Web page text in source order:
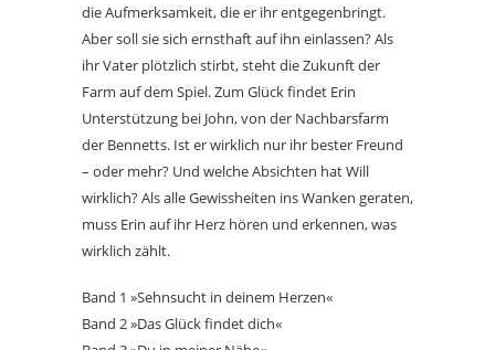
die Aufmerksamkeit, die er ihr entgegenbringt.
Aber soll sie sich ernsthaft auf ihn einlassen? Als
ihr Vater plötzlich stirbt, steht die Zukunft der
Farm auf dem Spiel. Zum Glück findet Erin
Unterstützung bei John, von der Nachbarsfarm
der Bennetts. Ist er wirklich nur ihr bester Freund
– oder mehr? Und welche Absichten hat Will
wirklich? Als alle Gewissheiten ins Wanken geraten,
muss Erin auf ihr Herz hören und erkennen, was
wirklich zählt.
Band 1 »Sehnsucht in deinem Herzen«
Band 2 »Das Glück findet dich«